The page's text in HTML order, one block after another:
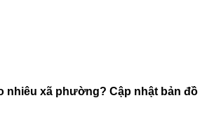
nhiêu xã phường? Cập nhật bản đồ